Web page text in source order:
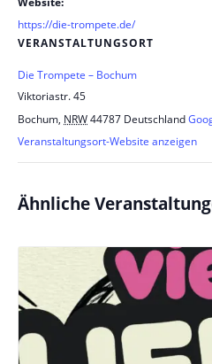
https://die-trompete.de/
VERANSTALTUNGSORT
Die Trompete – Bochum
Viktoriastr. 45
Bochum, NRW44787 Deutschland
Veranstaltungsort-Website anzeigen
Ähnliche